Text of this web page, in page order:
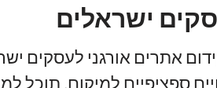
ישראלים
אתרים אורגני לעסקים
ספציפיים למיקום, תוכל